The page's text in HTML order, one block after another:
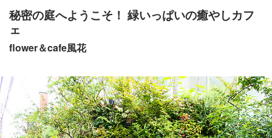
秘密の庭へようこそ！ 緑いっぱいの癒やしカフ
ェ
flower＆cafe風花